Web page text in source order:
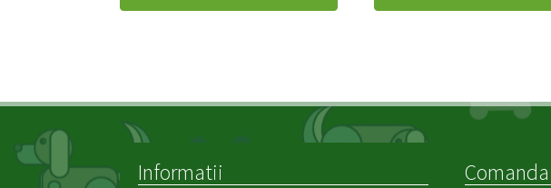
fost:
49,00 lei.
la
Informatii